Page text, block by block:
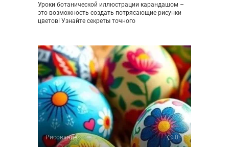
Уроки ботанической иллюстрации карандашом –
это возможность создать потрясающие рисунки
цветов! Узнайте секреты точного
Рисование 0